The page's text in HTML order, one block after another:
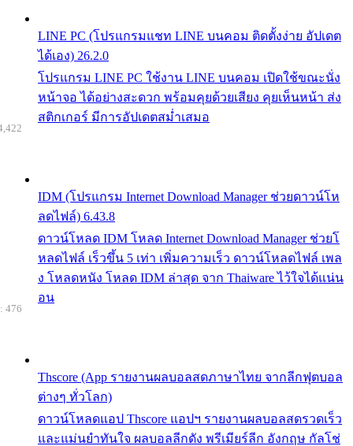
LINE PC (โปรแกรมแชท LINE บนคอม ติดตั้งง่าย อัปเดต
ได้เอง) 26.2.0
โปรแกรม LINE PC ใช้งาน LINE บนคอม เปิดใช้ขณะนั่ง
หน้าจอ ได้อย่างสะดวก พร้อมคุยด้วยเสียง คุยเห็นหน้า ส่ง
สติกเกอร์ มีการอัปเดตสม่ำเสมอ
IDM (โปรแกรม Internet Download Manager ช่วยดาวน์โห
ลดไฟล์) 6.43.8
ดาวน์โหลด IDM โหลด Internet Download Manager ช่วยโ
หลดไฟล์ เร็วขึ้น 5 เท่า เพิ่มความเร็ว ดาวน์โหลดไฟล์ เพล
ง โหลดหนัง โหลด IDM ล่าสุด จาก Thaiware ไว้ใจได้แน่น
อน
Thscore (App รายงานผลบอลสดภาษาไทย จากลีกฟุตบอล
ต่างๆ ทั่วโลก)
ดาวน์โหลดแอป Thscore แอปฯ รายงานผลบอลสดรวดเร็ว
และแม่นยำทันใจ ผลบอลลีกดัง พรีเมียร์ลีก อังกฤษ กัลโช่
476